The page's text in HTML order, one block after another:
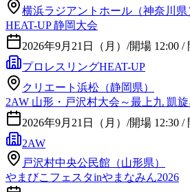
横浜ラジアントホール（神奈川県
HEAT-UP 静岡大会
2026年9月21日（月） /開場 12:00 /
プロレスリングHEAT-UP
クリエート浜松（静岡県）
2AW 山形・戸沢村大会～最上九 凱旋
2026年9月21日（月） /開場 12:30 /
2AW
戸沢村中央公民館（山形県）
やまびこフェスタinやまなみん2026